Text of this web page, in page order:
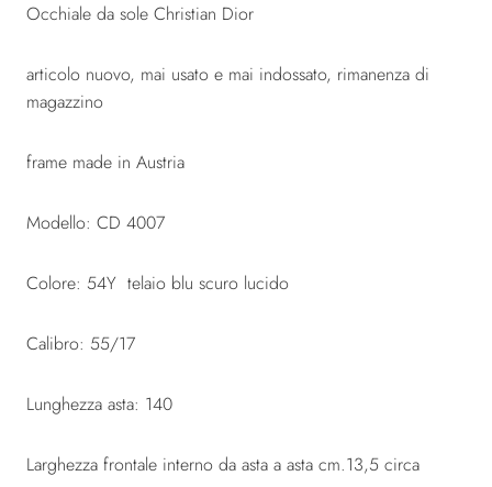
Occhiale da sole Christian Dior
articolo nuovo, mai usato e mai indossato, rimanenza di
magazzino
frame made in Austria
Modello: CD 4007
Colore: 54Y telaio blu scuro lucido
Calibro: 55/17
Lunghezza asta: 140
Larghezza frontale interno da asta a asta cm.13,5 circa